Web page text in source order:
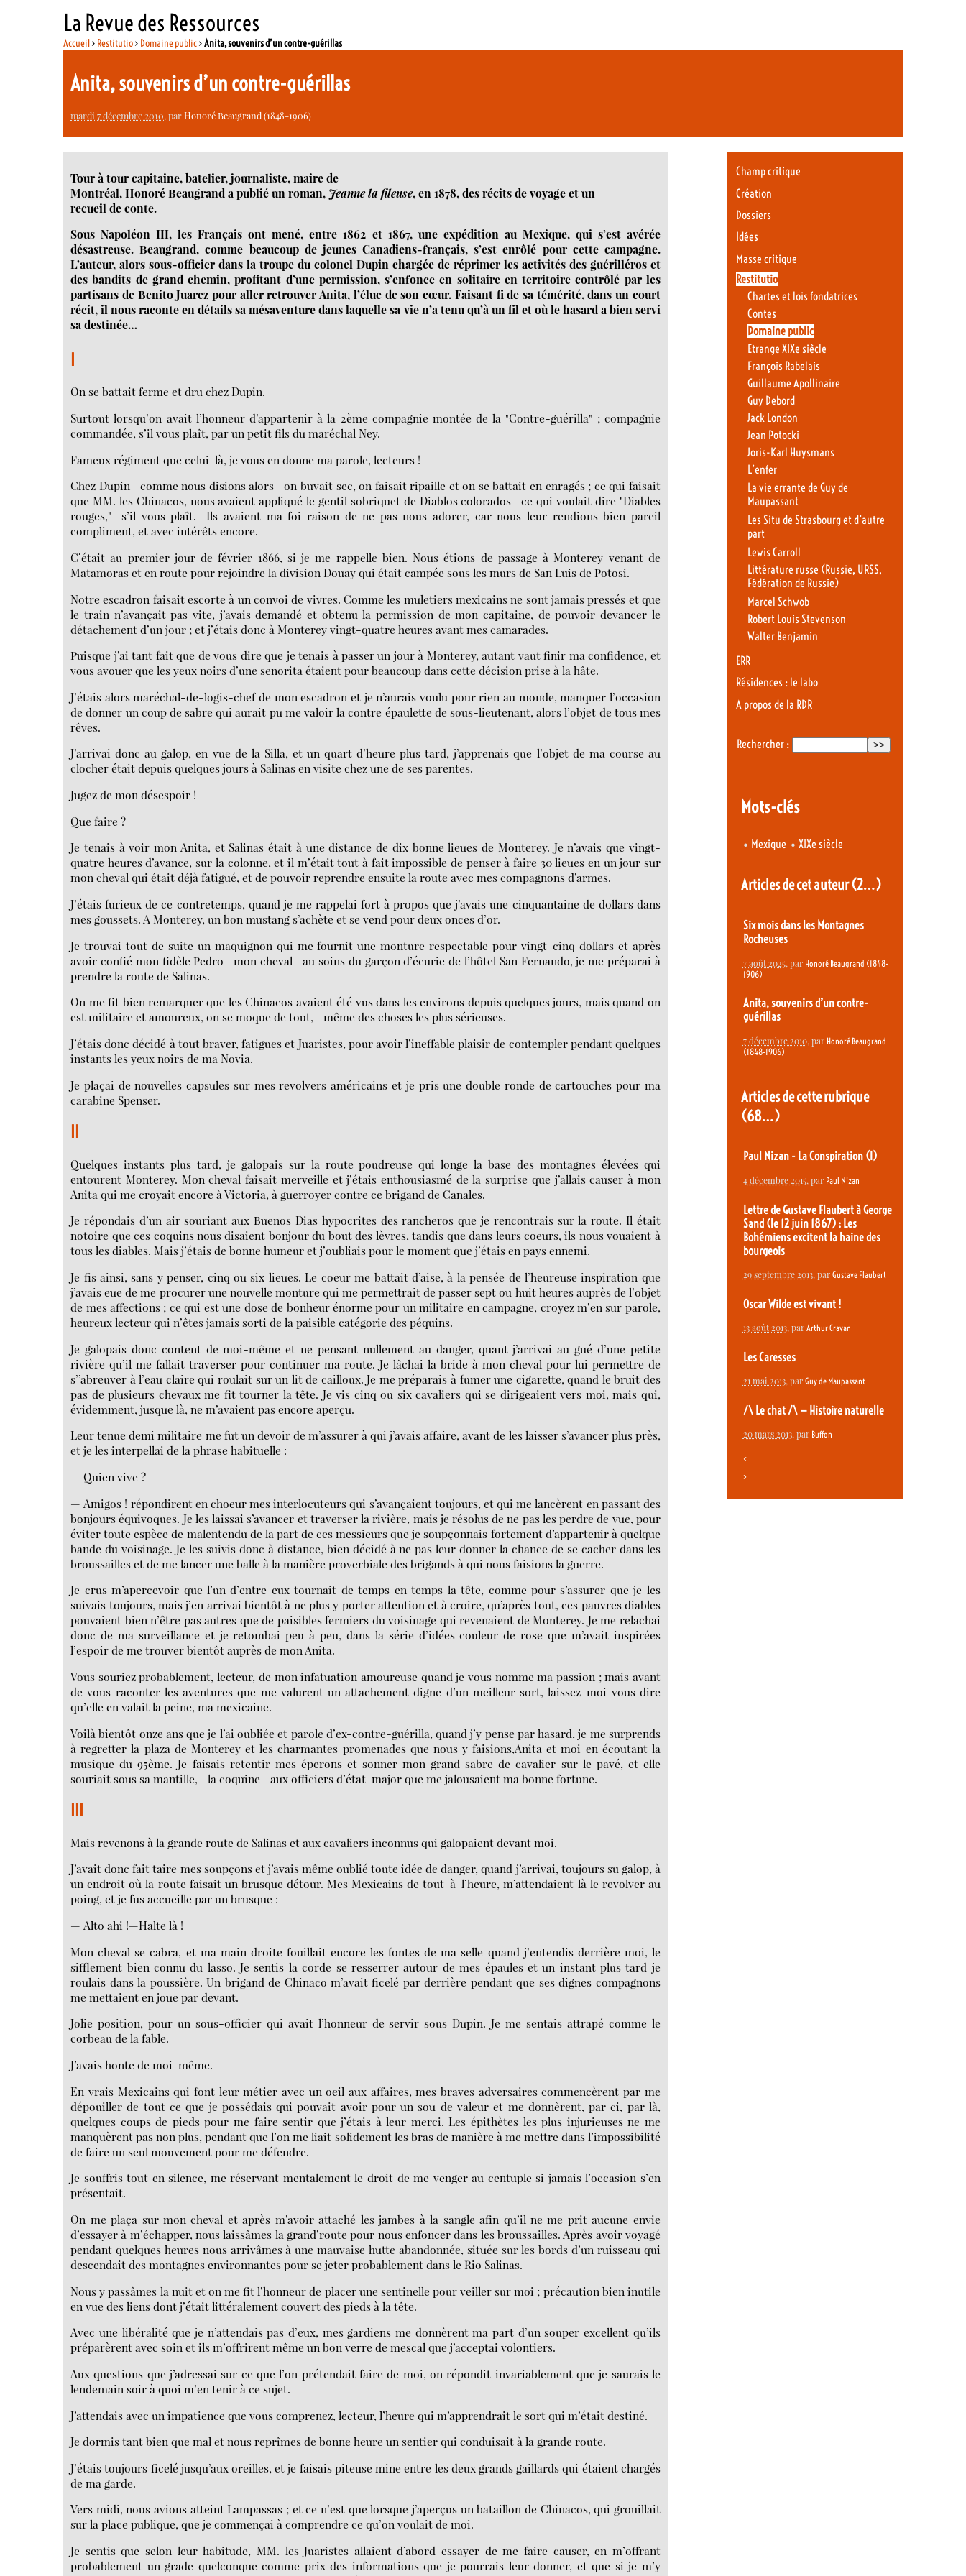
La Revue des Ressources
Accueil> Restitutio> Domaine public>Anita, souvenirs d’un contre-guérillas
Anita, souvenirs d’un contre-guérillas
mardi 7 décembre 2010, parHonoré Beaugrand (1848-1906)
Tour à tour capitaine, batelier, journaliste, maire de
Montréal, Honoré Beaugrand a publié un roman, Jeanne la fileuse, en 1878, des récits de voyage et un
recueil de conte.
Sous Napoléon III, les Français ont mené, entre 1862 et 1867, une expédition au Mexique, qui s’est avérée
désastreuse. Beaugrand, comme beaucoup de jeunes Canadiens-français, s’est enrôlé pour cette campagne.
L’auteur, alors sous-officier dans la troupe du colonel Dupin chargée de réprimer les activités des guérilléros et
des bandits de grand chemin, profitant d’une permission, s’enfonce en solitaire en territoire contrôlé par les
partisans de Benito Juarez pour aller retrouver Anita, l’élue de son cœur. Faisant fi de sa témérité, dans un court
récit, il nous raconte en détails sa mésaventure dans laquelle sa vie n’a tenu qu’à un fil et où le hasard a bien servi
sa destinée…
I
On se battait ferme et dru chez Dupin.
Surtout lorsqu’on avait l’honneur d’appartenir à la 2ème compagnie montée de la "Contre-guérilla" ; compagnie
commandée, s’il vous plaît, par un petit fils du maréchal Ney.
Fameux régiment que celui-là, je vous en donne ma parole, lecteurs !
Chez Dupin—comme nous disions alors—on buvait sec, on faisait ripaille et on se battait en enragés ; ce qui faisait
que MM. les Chinacos, nous avaient appliqué le gentil sobriquet de Diablos colorados—ce qui voulait dire "Diables
rouges,"—s’il vous plaît.—Ils avaient ma foi raison de ne pas nous adorer, car nous leur rendions bien pareil
compliment, et avec intérêts encore.
C’était au premier jour de février 1866, si je me rappelle bien. Nous étions de passage à Monterey venant de
Matamoras et en route pour rejoindre la division Douay qui était campée sous les murs de San Luis de Potosi.
Notre escadron faisait escorte à un convoi de vivres. Comme les muletiers mexicains ne sont jamais pressés et que
le train n’avançait pas vite, j’avais demandé et obtenu la permission de mon capitaine, de pouvoir devancer le
détachement d’un jour ; et j’étais donc à Monterey vingt-quatre heures avant mes camarades.
Puisque j’ai tant fait que de vous dire que je tenais à passer un jour à Monterey, autant vaut finir ma confidence, et
vous avouer que les yeux noirs d’une senorita étaient pour beaucoup dans cette décision prise à la hâte.
J’étais alors maréchal-de-logis-chef de mon escadron et je n’aurais voulu pour rien au monde, manquer l’occasion
de donner un coup de sabre qui aurait pu me valoir la contre épaulette de sous-lieutenant, alors l’objet de tous mes
rêves.
J’arrivai donc au galop, en vue de la Silla, et un quart d’heure plus tard, j’apprenais que l’objet de ma course au
clocher était depuis quelques jours à Salinas en visite chez une de ses parentes.
Jugez de mon désespoir !
Que faire ?
Je tenais à voir mon Anita, et Salinas était à une distance de dix bonne lieues de Monterey. Je n’avais que vingt-
quatre heures d’avance, sur la colonne, et il m’était tout à fait impossible de penser à faire 30 lieues en un jour sur
mon cheval qui était déjà fatigué, et de pouvoir reprendre ensuite la route avec mes compagnons d’armes.
J’étais furieux de ce contretemps, quand je me rappelai fort à propos que j’avais une cinquantaine de dollars dans
mes goussets. A Monterey, un bon mustang s’achète et se vend pour deux onces d’or.
Je trouvai tout de suite un maquignon qui me fournit une monture respectable pour vingt-cinq dollars et après
avoir confié mon fidèle Pedro—mon cheval—au soins du garçon d’écurie de l’hôtel San Fernando, je me préparai à
prendre la route de Salinas.
On me fit bien remarquer que les Chinacos avaient été vus dans les environs depuis quelques jours, mais quand on
est militaire et amoureux, on se moque de tout,—même des choses les plus sérieuses.
J’étais donc décidé à tout braver, fatigues et Juaristes, pour avoir l’ineffable plaisir de contempler pendant quelques
instants les yeux noirs de ma Novia.
Je plaçai de nouvelles capsules sur mes revolvers américains et je pris une double ronde de cartouches pour ma
carabine Spenser.
II
Quelques instants plus tard, je galopais sur la route poudreuse qui longe la base des montagnes élevées qui
entourent Monterey. Mon cheval faisait merveille et j’étais enthousiasmé de la surprise que j’allais causer à mon
Anita qui me croyait encore à Victoria, à guerroyer contre ce brigand de Canales.
Je répondais d’un air souriant aux Buenos Dias hypocrites des rancheros que je rencontrais sur la route. Il était
notoire que ces coquins nous disaient bonjour du bout des lèvres, tandis que dans leurs coeurs, ils nous vouaient à
tous les diables. Mais j’étais de bonne humeur et j’oubliais pour le moment que j’étais en pays ennemi.
Je fis ainsi, sans y penser, cinq ou six lieues. Le coeur me battait d’aise, à la pensée de l’heureuse inspiration que
j’avais eue de me procurer une nouvelle monture qui me permettrait de passer sept ou huit heures auprès de l’objet
de mes affections ; ce qui est une dose de bonheur énorme pour un militaire en campagne, croyez m’en sur parole,
heureux lecteur qui n’êtes jamais sorti de la paisible catégorie des péquins.
Je galopais donc content de moi-même et ne pensant nullement au danger, quant j’arrivai au gué d’une petite
rivière qu’il me fallait traverser pour continuer ma route. Je lâchai la bride à mon cheval pour lui permettre de
s’’abreuver à l’eau claire qui roulait sur un lit de cailloux. Je me préparais à fumer une cigarette, quand le bruit des
pas de plusieurs chevaux me fit tourner la tête. Je vis cinq ou six cavaliers qui se dirigeaient vers moi, mais qui,
évidemment, jusque là, ne m’avaient pas encore aperçu.
Leur tenue demi militaire me fut un devoir de m’assurer à qui j’avais affaire, avant de les laisser s’avancer plus près,
et je les interpellai de la phrase habituelle :
— Quien vive ?
— Amigos ! répondirent en choeur mes interlocuteurs qui s’avançaient toujours, et qui me lancèrent en passant des
bonjours équivoques. Je les laissai s’avancer et traverser la rivière, mais je résolus de ne pas les perdre de vue, pour
éviter toute espèce de malentendu de la part de ces messieurs que je soupçonnais fortement d’appartenir à quelque
bande du voisinage. Je les suivis donc à distance, bien décidé à ne pas leur donner la chance de se cacher dans les
broussailles et de me lancer une balle à la manière proverbiale des brigands à qui nous faisions la guerre.
Je crus m’apercevoir que l’un d’entre eux tournait de temps en temps la tête, comme pour s’assurer que je les
suivais toujours, mais j’en arrivai bientôt à ne plus y porter attention et à croire, qu’après tout, ces pauvres diables
pouvaient bien n’être pas autres que de paisibles fermiers du voisinage qui revenaient de Monterey. Je me relachai
donc de ma surveillance et je retombai peu à peu, dans la série d’idées couleur de rose que m’avait inspirées
l’espoir de me trouver bientôt auprès de mon Anita.
Vous souriez probablement, lecteur, de mon infatuation amoureuse quand je vous nomme ma passion ; mais avant
de vous raconter les aventures que me valurent un attachement digne d’un meilleur sort, laissez-moi vous dire
qu’elle en valait la peine, ma mexicaine.
Voilà bientôt onze ans que je l’ai oubliée et parole d’ex-contre-guérilla, quand j’y pense par hasard, je me surprends
à regretter la plaza de Monterey et les charmantes promenades que nous y faisions,Anita et moi en écoutant la
musique du 95ème. Je faisais retentir mes éperons et sonner mon grand sabre de cavalier sur le pavé, et elle
souriait sous sa mantille,—la coquine—aux officiers d’état-major que me jalousaient ma bonne fortune.
III
Mais revenons à la grande route de Salinas et aux cavaliers inconnus qui galopaient devant moi.
J’avait donc fait taire mes soupçons et j’avais même oublié toute idée de danger, quand j’arrivai, toujours su galop, à
un endroit où la route faisait un brusque détour. Mes Mexicains de tout-à-l’heure, m’attendaient là le revolver au
poing, et je fus accueille par un brusque :
— Alto ahi !—Halte là !
Mon cheval se cabra, et ma main droite fouillait encore les fontes de ma selle quand j’entendis derrière moi, le
sifflement bien connu du lasso. Je sentis la corde se resserrer autour de mes épaules et un instant plus tard je
roulais dans la poussière. Un brigand de Chinaco m’avait ficelé par derrière pendant que ses dignes compagnons
me mettaient en joue par devant.
Jolie position, pour un sous-officier qui avait l’honneur de servir sous Dupin. Je me sentais attrapé comme le
corbeau de la fable.
J’avais honte de moi-même.
En vrais Mexicains qui font leur métier avec un oeil aux affaires, mes braves adversaires commencèrent par me
dépouiller de tout ce que je possédais qui pouvait avoir pour un sou de valeur et me donnèrent, par ci, par là,
quelques coups de pieds pour me faire sentir que j’étais à leur merci. Les épithètes les plus injurieuses ne me
manquèrent pas non plus, pendant que l’on me liait solidement les bras de manière à me mettre dans l’impossibilité
de faire un seul mouvement pour me défendre.
Je souffris tout en silence, me réservant mentalement le droit de me venger au centuple si jamais l’occasion s’en
présentait.
On me plaça sur mon cheval et après m’avoir attaché les jambes à la sangle afin qu’il ne me prit aucune envie
d’essayer à m’échapper, nous laissâmes la grand’route pour nous enfoncer dans les broussailles. Après avoir voyagé
pendant quelques heures nous arrivâmes à une mauvaise hutte abandonnée, située sur les bords d’un ruisseau qui
descendait des montagnes environnantes pour se jeter probablement dans le Rio Salinas.
Nous y passâmes la nuit et on me fit l’honneur de placer une sentinelle pour veiller sur moi ; précaution bien inutile
en vue des liens dont j’était littéralement couvert des pieds à la tête.
Avec une libéralité que je n’attendais pas d’eux, mes gardiens me donnèrent ma part d’un souper excellent qu’ils
préparèrent avec soin et ils m’offrirent même un bon verre de mescal que j’acceptai volontiers.
Aux questions que j’adressai sur ce que l’on prétendait faire de moi, on répondit invariablement que je saurais le
lendemain soir à quoi m’en tenir à ce sujet.
J’attendais avec un impatience que vous comprenez, lecteur, l’heure qui m’apprendrait le sort qui m’était destiné.
Je dormis tant bien que mal et nous reprîmes de bonne heure un sentier qui conduisait à la grande route.
J’étais toujours ficelé jusqu’aux oreilles, et je faisais piteuse mine entre les deux grands gaillards qui étaient chargés
de ma garde.
Vers midi, nous avions atteint Lampassas ; et ce n’est que lorsque j’aperçus un bataillon de Chinacos, qui grouillait
sur la place publique, que je commençai à comprendre ce qu’on voulait de moi.
Je sentis que selon leur habitude, MM. les Juaristes allaient d’abord essayer de me faire causer, en m’offrant
probablement un grade quelconque comme prix des informations que je pourrais leur donner, et que si je m’y
Champ critique
Création
Dossiers
Idées
Masse critique
Restitutio
Chartes et lois fondatrices
Contes
Domaine public
Etrange XIXe siècle
François Rabelais
Guillaume Apollinaire
Guy Debord
Jack London
Jean Potocki
Joris-Karl Huysmans
L’enfer
La vie errante de Guy de
Maupassant
Les Situ de Strasbourg et d’autre
part
Lewis Carroll
Littérature russe (Russie, URSS,
Fédération de Russie)
Marcel Schwob
Robert Louis Stevenson
Walter Benjamin
ERR
Résidences : le labo
A propos de la RDR
Rechercher :
Mots-clés
• Mexique •XIXe siècle
Articles de cet auteur(2…)
Six mois dans les Montagnes
Rocheuses
7 août 2025, par Honoré Beaugrand (1848-
1906)
Anita, souvenirs d’un contre-
guérillas
7 décembre 2010, par Honoré Beaugrand
(1848-1906)
Articles de cette rubrique
(68…)
Paul Nizan - La Conspiration (I)
4 décembre 2015, par Paul Nizan
Lettre de Gustave Flaubert à George
Sand (le 12 juin 1867) : Les
Bohémiens excitent la haine des
bourgeois
29 septembre 2013, par Gustave Flaubert
Oscar Wilde est vivant !
13 août 2013, par Arthur Cravan
Les Caresses
21 mai 2013, par Guy de Maupassant
/\ Le chat /\ — Histoire naturelle
20 mars 2013, par Buffon
<
>